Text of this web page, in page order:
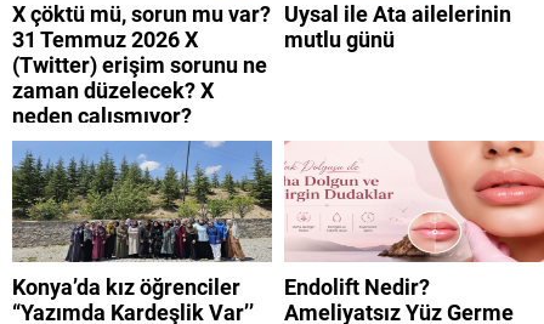
X çöktü mü, sorun mu var?
31 Temmuz 2026 X
(Twitter) erişim sorunu ne
zaman düzelecek? X
neden çalışmıyor?
Uysal ile Ata ailelerinin
mutlu günü
Konya’da kız öğrenciler
“Yazımda Kardeşlik Var’’
Endolift Nedir?
Ameliyatsız Yüz Germe